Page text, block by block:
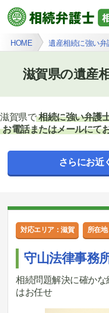
HOME 遺産相続に強い弁
滋賀県の遺産
滋賀県で 相続に強い弁護
お電話またはメールにて
さらにお近
対応エリア：滋賀 所在
守山法律事務
相続問題解決に確か
はお任せ